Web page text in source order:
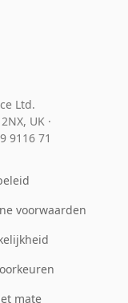
Ltd.
UK ·
9116 71
voorwaarden
mate